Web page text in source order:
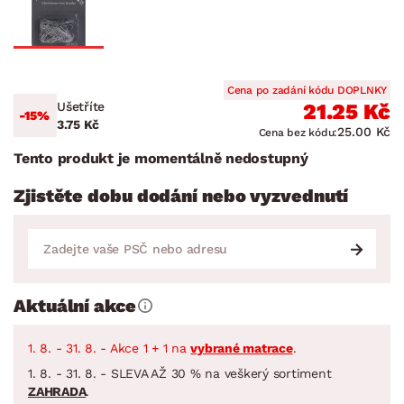
-15%
Ušetříte
3.75 Kč
Cena po zadání kódu DOPLNKY
21.25 Kč
Cena bez kódu:25.00 Kč
Tento produkt je momentálně nedostupný
Zjistěte dobu dodání nebo vyzvednutí
Aktuální akce
1. 8. - 31. 8. - Akce 1 + 1 navybrané matrace.
1. 8. - 31. 8. - SLEVA AŽ 30 % na veškerý sortiment
ZAHRADA.